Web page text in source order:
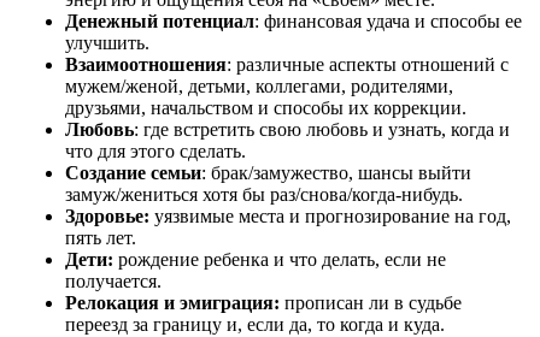
Денежный потенциал: финансовая удача и способы ее
улучшить.
Взаимоотношения: различные аспекты отношений с
мужем/женой, детьми, коллегами, родителями,
друзьями, начальством и способы их коррекции.
Любовь: где встретить свою любовь и узнать, когда и
что для этого сделать.
Создание семьи: брак/замужество, шансы выйти
замуж/жениться хотя бы раз/снова/когда-нибудь.
Здоровье: уязвимые места и прогнозирование на год,
пять лет.
Дети: рождение ребенка и что делать, если не
получается.
Релокация и эмиграция: прописан ли в судьбе
переезд за границу и, если да, то когда и куда.